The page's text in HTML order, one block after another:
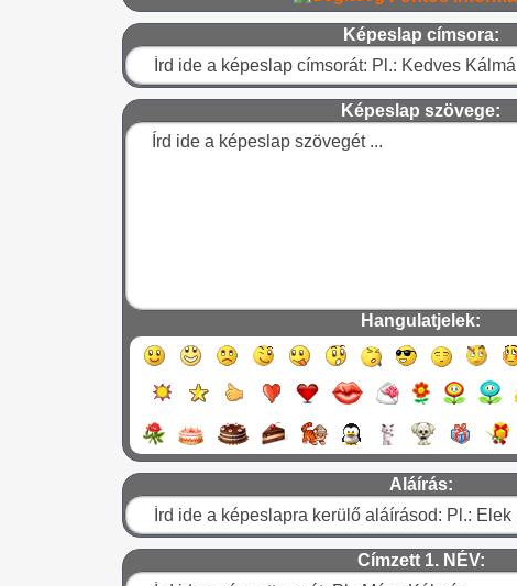
Képeslap címsora:
Képeslap szövege:
Hangulatjelek:
Aláírás:
Címzett 1. NÉV: